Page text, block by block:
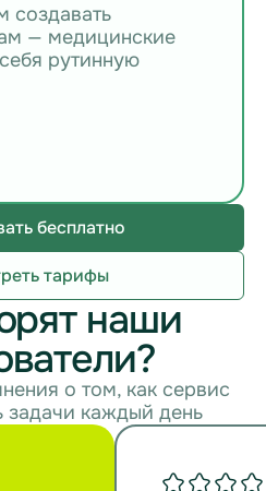
создавать
— медицинские
рутинную
бесплатно
тарифы
наши
о том, как сервис
задачи каждый день